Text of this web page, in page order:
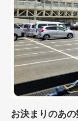
お決まりのあ